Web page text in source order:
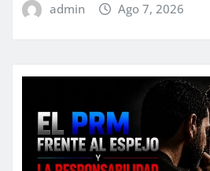
admin Ago 7, 2026